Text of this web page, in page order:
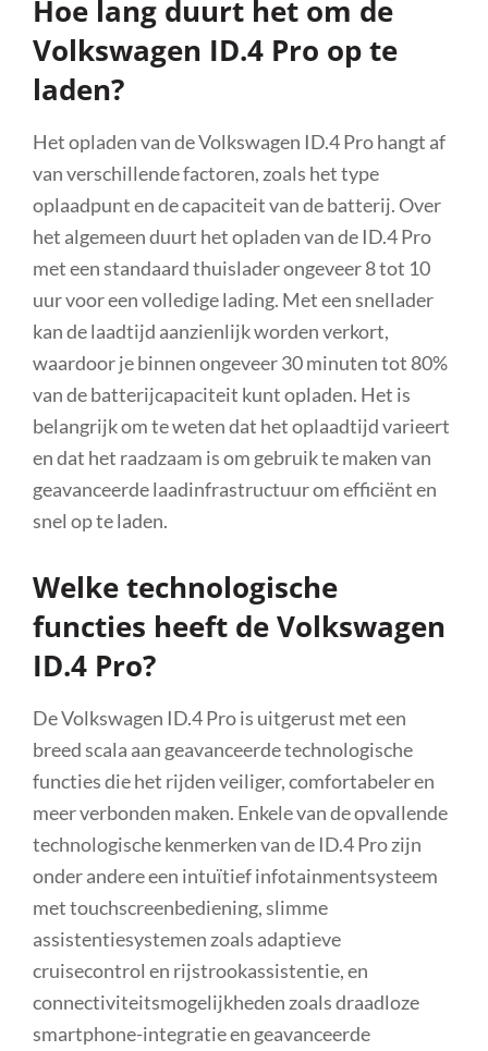
Hoe lang duurt het om de
Volkswagen ID.4 Pro op te
laden?
Het opladen van de Volkswagen ID.4 Pro hangt af
van verschillende factoren, zoals het type
oplaadpunt en de capaciteit van de batterij. Over
het algemeen duurt het opladen van de ID.4 Pro
met een standaard thuislader ongeveer 8 tot 10
uur voor een volledige lading. Met een snellader
kan de laadtijd aanzienlijk worden verkort,
waardoor je binnen ongeveer 30 minuten tot 80%
van de batterijcapaciteit kunt opladen. Het is
belangrijk om te weten dat het oplaadtijd varieert
en dat het raadzaam is om gebruik te maken van
geavanceerde laadinfrastructuur om efficiënt en
snel op te laden.
Welke technologische
functies heeft de Volkswagen
ID.4 Pro?
De Volkswagen ID.4 Pro is uitgerust met een
breed scala aan geavanceerde technologische
functies die het rijden veiliger, comfortabeler en
meer verbonden maken. Enkele van de opvallende
technologische kenmerken van de ID.4 Pro zijn
onder andere een intuïtief infotainmentsysteem
met touchscreenbediening, slimme
assistentiesystemen zoals adaptieve
cruisecontrol en rijstrookassistentie, en
connectiviteitsmogelijkheden zoals draadloze
smartphone-integratie en geavanceerde